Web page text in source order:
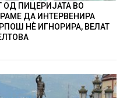
ОД ПИЦЕРИЈАТА ВО
ДА ИНТЕРВЕНИРА
НÈ ИГНОРИРА, ВЕЛАТ